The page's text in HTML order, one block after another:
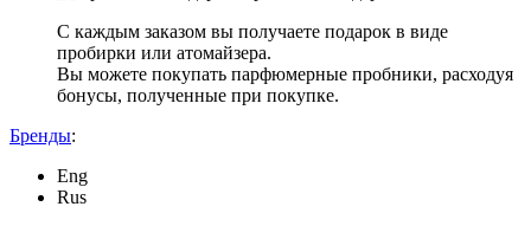
С каждым заказом вы получаете подарок в виде
пробирки или атомайзера.
Вы можете покупать парфюмерные пробники, расходуя
бонусы, полученные при покупке.
Бренды:
Eng
Rus